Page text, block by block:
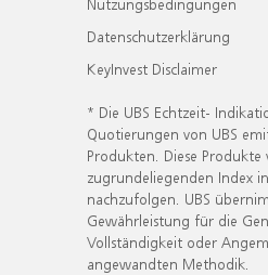
Datenschutzerklärung
KeyInvest Disclaimer
* Die UBS Echtzeit-
Quotierungen von UBS
Produkten. Diese Produkte
zugrundeliegenden Index
nachzufolgen. UBS
Gewährleistung für die
Vollständigkeit oder
angewandten Methodik.